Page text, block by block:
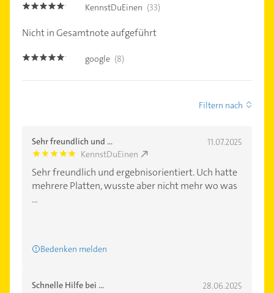
5.0 KennstDuEinen (33)
Nicht in Gesamtnote aufgeführt
5.0 google (8)
Filtern nach
Sehr freundlich und ... 11.07.2025
5.0 KennstDuEinen
Sehr freundlich und ergebnisorientiert. Uch hatte
mehrere Platten, wusste aber nicht mehr wo was
...
Bedenken melden
Schnelle Hilfe bei ...
28.06.2025